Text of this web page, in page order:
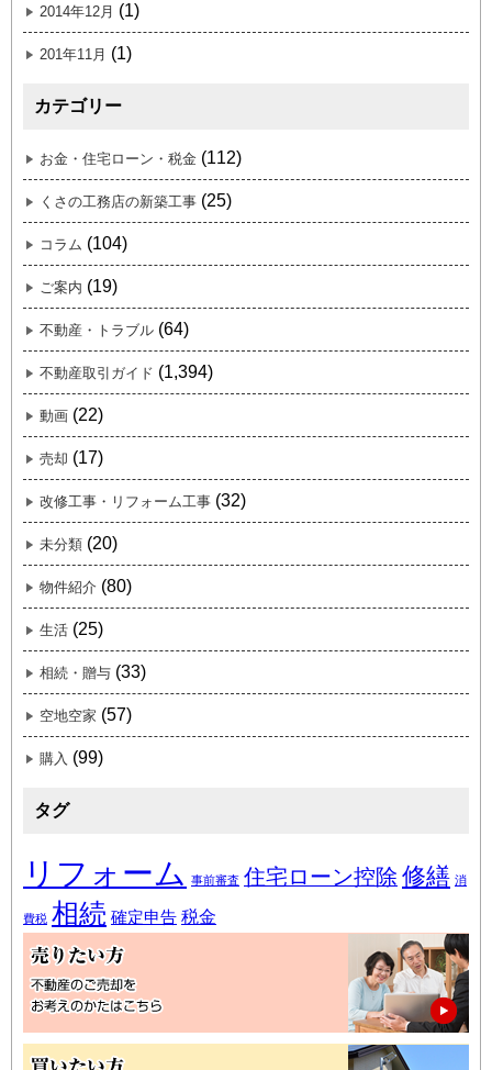
2014年12月 (1)
201年11月 (1)
カテゴリー
お金・住宅ローン・税金 (112)
くさの工務店の新築工事 (25)
コラム (104)
ご案内 (19)
不動産・トラブル (64)
不動産取引ガイド (1,394)
動画 (22)
売却 (17)
改修工事・リフォーム工事 (32)
未分類 (20)
物件紹介 (80)
生活 (25)
相続・贈与 (33)
空地空家 (57)
購入 (99)
タグ
リフォーム 事前審査 住宅ローン控除 修繕 消
費税 相続 確定申告 税金